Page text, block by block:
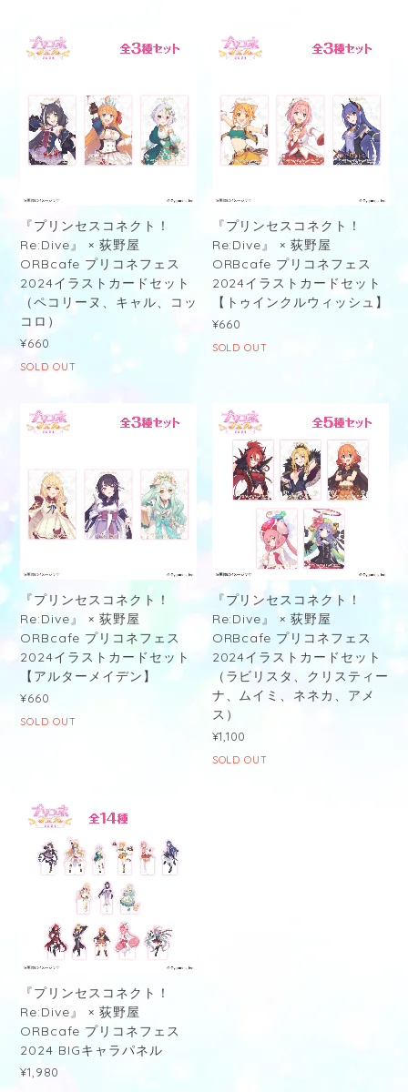
『プリンセスコネクト！
Re:Dive』 × 荻野屋
ORBcafe プリコネフェス
2024イラストカードセット
（ペコリーヌ、キャル、コッ
コロ）
¥660
SOLD OUT
『プリンセスコネクト！
Re:Dive』 × 荻野屋
ORBcafe プリコネフェス
2024イラストカードセット
【トゥインクルウィッシュ】
¥660
SOLD OUT
『プリンセスコネクト！
Re:Dive』 × 荻野屋
ORBcafe プリコネフェス
2024イラストカードセット
【アルターメイデン】
¥660
SOLD OUT
『プリンセスコネクト！
Re:Dive』 × 荻野屋
ORBcafe プリコネフェス
2024イラストカードセット
（ラビリスタ、クリスティー
ナ、ムイミ、ネネカ、アメ
ス）
¥1,100
SOLD OUT
『プリンセスコネクト！
Re:Dive』 × 荻野屋
ORBcafe プリコネフェス
2024 BIGキャラパネル
¥1,980